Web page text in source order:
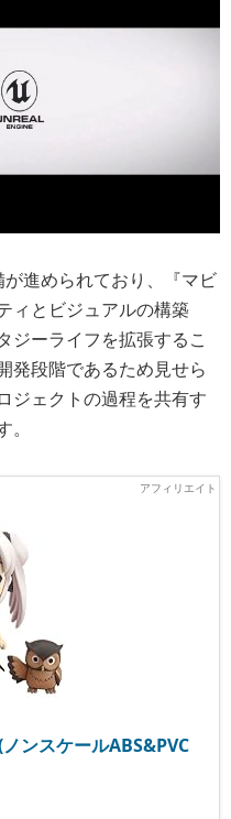
進められており、『マビ
ィとビジュアルの構築
ジーライフを拡張するこ
発段階であるため見せら
ジェクトの過程を共有す
ンスケールABS&PVC